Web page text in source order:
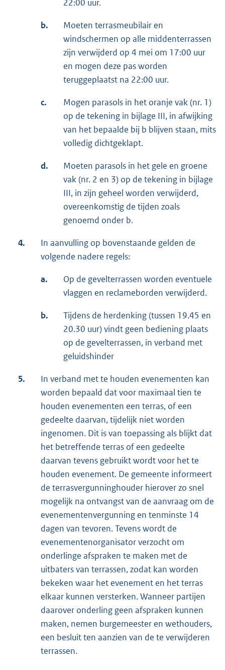
22:00 uur.
b.
Moeten terrasmeubilair en
windschermen op alle middenterrassen
zijn verwijderd op 4 mei om 17:00 uur
en mogen deze pas worden
teruggeplaatst na 22:00 uur.
c.
Mogen parasols in het oranje vak (nr. 1)
op de tekening in bijlage III, in afwijking
van het bepaalde bij b blijven staan, mits
volledig dichtgeklapt.
d.
Moeten parasols in het gele en groene
vak (nr. 2 en 3) op de tekening in bijlage
III, in zijn geheel worden verwijderd,
overeenkomstig de tijden zoals
genoemd onder b.
4.
In aanvulling op bovenstaande gelden de
volgende nadere regels:
a.
Op de gevelterrassen worden eventuele
vlaggen en reclameborden verwijderd.
b.
Tijdens de herdenking (tussen 19.45 en
20.30 uur) vindt geen bediening plaats
op de gevelterrassen, in verband met
geluidshinder
5.
In verband met te houden evenementen kan
worden bepaald dat voor maximaal tien te
houden evenementen een terras, of een
gedeelte daarvan, tijdelijk niet worden
ingenomen. Dit is van toepassing als blijkt dat
het betreffende terras of een gedeelte
daarvan tevens gebruikt wordt voor het te
houden evenement. De gemeente informeert
de terrasvergunninghouder hierover zo snel
mogelijk na ontvangst van de aanvraag om de
evenementenvergunning en tenminste 14
dagen van tevoren. Tevens wordt de
evenementenorganisator verzocht om
onderlinge afspraken te maken met de
uitbaters van terrassen, zodat kan worden
bekeken waar het evenement en het terras
elkaar kunnen versterken. Wanneer partijen
daarover onderling geen afspraken kunnen
maken, nemen burgemeester en wethouders,
een besluit ten aanzien van de te verwijderen
terrassen.